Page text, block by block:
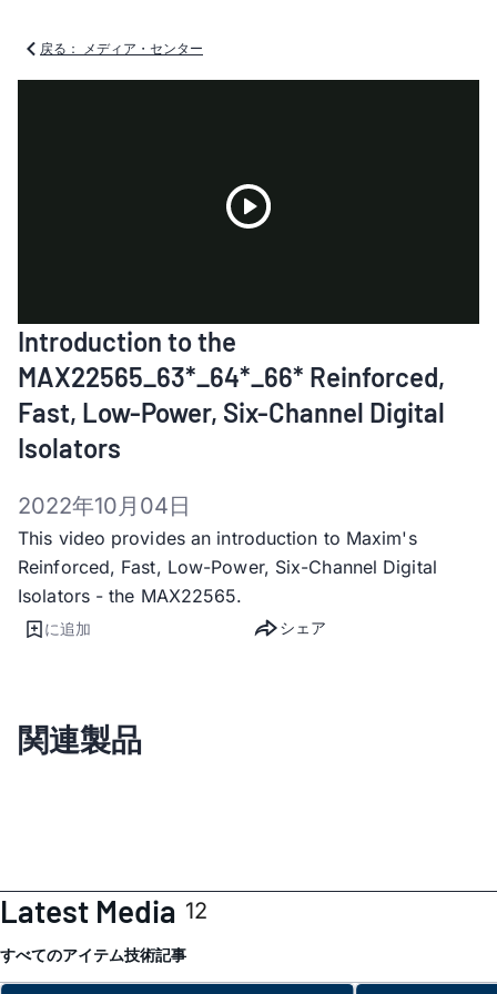
戻る： メディア・センター
Video
Introduction to the
MAX22565_63*_64*_66* Reinforced,
Fast, Low-Power, Six-Channel Digital
Isolators
2022年10月04日
This video provides an introduction to Maxim's
Reinforced, Fast, Low-Power, Six-Channel Digital
Isolators - the MAX22565.
に追加 シェア
関連製品
Latest Media 12
すべてのアイテム技術記事